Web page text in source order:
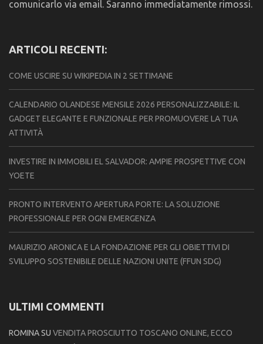
comunicarlo via email. Saranno immediatamente rimossi.
ARTICOLI RECENTI:
COME USCIRE SU WIKIPEDIA IN 2 SETTIMANE
CALENDARIO OLANDESE MENSILE 2026 PERSONALIZZABILE: IL
GADGET ELEGANTE E FUNZIONALE PER PROMUOVERE LA TUA
ATTIVITÀ
INVESTIRE IN IMMOBILI EL SALVADOR: AMPIE PROSPETTIVE CON
YOETE
PRONTO INTERVENTO APERTURA PORTE: LA SOLUZIONE
PROFESSIONALE PER OGNI EMERGENZA
MAURIZIO ARONICA E LA FONDAZIONE PER GLI OBIETTIVI DI
SVILUPPO SOSTENIBILE DELLE NAZIONI UNITE (FFUN SDG)
ULTIMI COMMENTI
ROMINASU VENDITA PROSCIUTTO TOSCANO ONLINE, ECCO